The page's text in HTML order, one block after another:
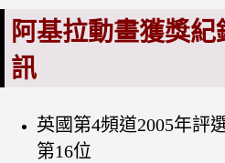
阿基拉動畫獲獎
訊
英國第4頻道2005年評
第16位